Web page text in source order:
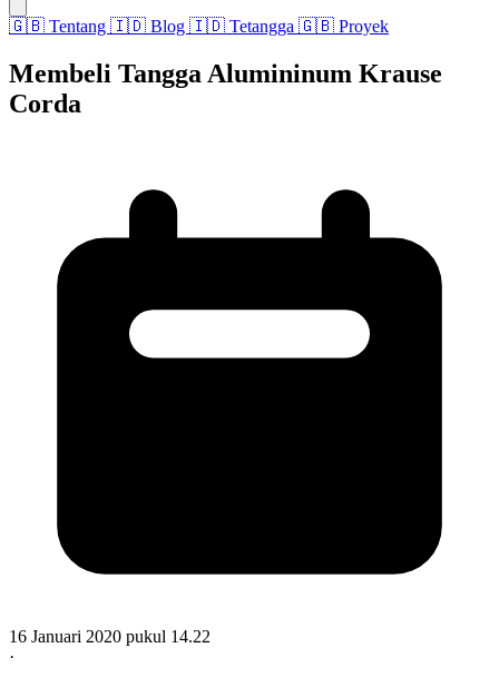
🇬🇧 Tentang 🇮🇩 Blog 🇮🇩 Tetangga 🇬🇧 Proyek
Membeli Tangga Alumininum Krause
Corda
16 Januari 2020 pukul 14.22
·